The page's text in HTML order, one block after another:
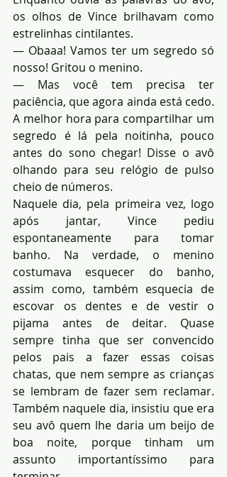
os olhos de Vince brilhavam como
estrelinhas cintilantes.
— Obaaa! Vamos ter um segredo só
nosso! Gritou o menino.
— Mas você tem precisa ter
paciência, que agora ainda está cedo.
A melhor hora para compartilhar um
segredo é lá pela noitinha, pouco
antes do sono chegar! Disse o avô
olhando para seu relógio de pulso
cheio de números.
Naquele dia, pela primeira vez, logo
após jantar, Vince pediu
espontaneamente para tomar
banho. Na verdade, o menino
costumava esquecer do banho,
assim como, também esquecia de
escovar os dentes e de vestir o
pijama antes de deitar. Quase
sempre tinha que ser convencido
pelos pais a fazer essas coisas
chatas, que nem sempre as crianças
se lembram de fazer sem reclamar.
Também naquele dia, insistiu que era
seu avô quem lhe daria um beijo de
boa noite, porque tinham um
assunto importantíssimo para